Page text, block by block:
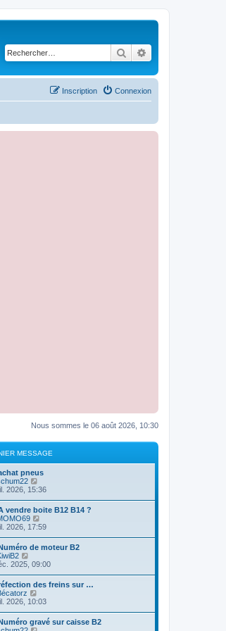
Rechercher
Connexion
Inscription
Nous sommes le 06 août 2026, 10:30
MESSAGE
pneus
o
u
l
t
e
r
e
d
e
r
n
i
e
r
2026, 15:36
vendre boite B12 B14 ?
o
u
t
e
r
e
d
e
r
2026, 17:59
de moteur B2
o
u
l
t
e
r
2025, 09:00
des freins sur …
o
u
2026, 10:03
gravé sur caisse B2